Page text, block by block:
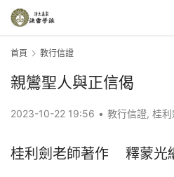
首頁 教行信證
親鸞聖人與正信偈
2023-10-22 19:56 • 教行信證, 桂
桂利劍老師著作    釋蒙